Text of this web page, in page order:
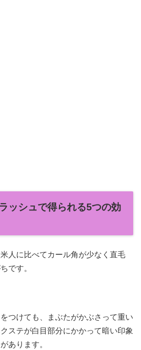
ッシュで得られる5つの効
人に比べてカール角が少なく直毛
です。
つけても、まぶたがかぶさって重い
ステが白目部分にかかって暗い印象
あります。